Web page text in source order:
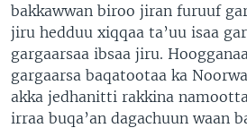
bakkawwan biroo jiran furuuf
jiru hedduu xiqqaa ta’uu isaa
gargaarsaa ibsaa jiru.
gargaarsa baqatootaa ka
akka jedhanitti rakkina
irraa buqa’an dagachuun waan